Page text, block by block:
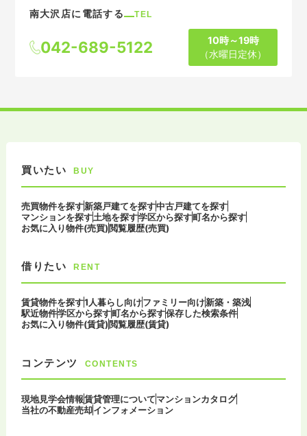
南大沢店に電話する TEL
042-689-5122
10時～19時
（水曜日定休）
買いたい BUY
売買物件を探す新築戸建てを探す中古戸建てを探す
マンションを探す土地を探す学区から探す町名から探す
お気に入り物件(売買)閲覧履歴(売買)
借りたい RENT
賃貸物件を探す1人暮らし向けファミリー向け新築・築浅
駅近物件学区から探す町名から探す保存した検索条件
お気に入り物件(賃貸)閲覧履歴(賃貸)
コンテンツ CONTENTS
現地見学会情報賃貸管理についてマンションカタログ
当社の不動産売却インフォメーション